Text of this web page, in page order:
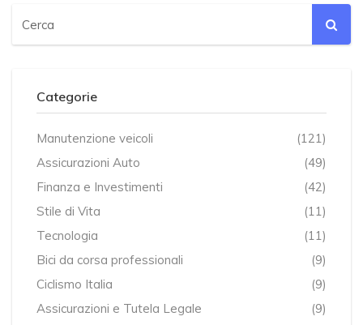
Categorie
Manutenzione veicoli
(121)
Assicurazioni Auto
(49)
Finanza e Investimenti
(42)
Stile di Vita
(11)
Tecnologia
(11)
Bici da corsa professionali
(9)
Ciclismo Italia
(9)
Assicurazioni e Tutela Legale
(9)